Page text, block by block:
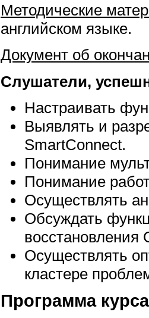
Методические
английском языке.
Документ об
Слушатели,
Настраивать
Выявлять и
SmartConnect.
Понимание
Понимание
Осуществлять
Обсуждать
восстановления
Осуществлять
кластере
Программа курса